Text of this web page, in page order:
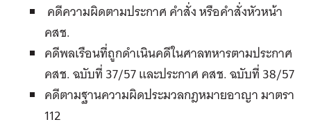
คดีความผิดตามประกาศ คำสั่ง หรือคำสั่งหัวหน้า
คสช.
คดีพลเรือนที่ถูกดำเนินคดีในศาลทหารตามประกาศ
คสช. ฉบับที่ 37/57 และประกาศ คสช. ฉบับที่ 38/57
คดีตามฐานความผิดประมวลกฎหมายอาญา มาตรา
112